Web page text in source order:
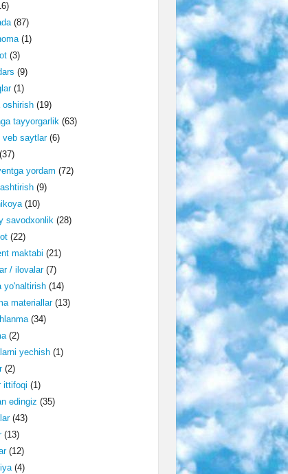
(87)
(1)
(3)
(9)
(1)
oshirish(19)
tayyorgarlik(63)
veb saytlar(6)
(37)
yordam (72)
(9)
(10)
savodxonlik(28)
(22)
maktabi (21)
/ ilovalar(7)
yo'naltirish(14)
materiallar(13)
(34)
(2)
yechish(1)
(2)
ittifoqi (1)
edingiz (35)
(43)
(13)
(12)
(4)